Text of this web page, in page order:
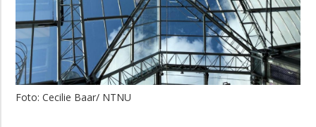
The
Classical
Ages
MuSaDel
Museologi
og
Foto: Cecilie Baar/ NTNU